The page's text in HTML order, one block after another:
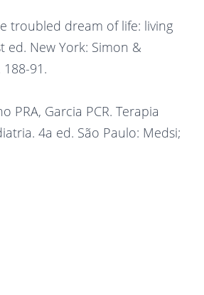
troubled dream of life: living
ed. New York: Simon &
188-91.
PRA, Garcia PCR. Terapia
4a ed. São Paulo: Medsi;